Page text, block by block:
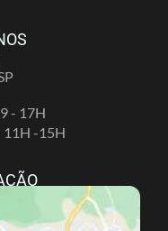
- 17H
11H -15H